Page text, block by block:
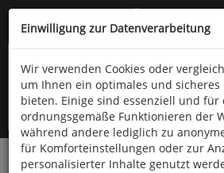
Kompletten Head der Seite
oder (06766) 9323-960
Startseite Informationen
Einwilligung zur Datenverarbeitung
Wir verwenden Cookies oder
um Ihnen ein optimales und sicheres
bieten. Einige sind essenziell und für
ordnungsgemäße Funktionieren der
während andere lediglich zu
für Komforteinstellungen oder zur
personalisierter Inhalte genutzt